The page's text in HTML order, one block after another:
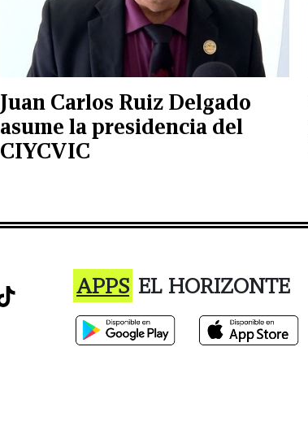
Juan Carlos Ruiz Delgado
asume la presidencia del
CIYCVIC
APPS EL HORIZONTE